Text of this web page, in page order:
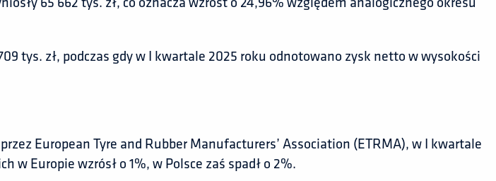
tys. zł, podczas gdy w I kwartale 2025 roku odnotowano zysk netto w wysokości
European Tyre and Rubber Manufacturers’ Association (ETRMA), w I kwartale
w Europie wzrósł o 1%, w Polsce zaś spadł o 2%.